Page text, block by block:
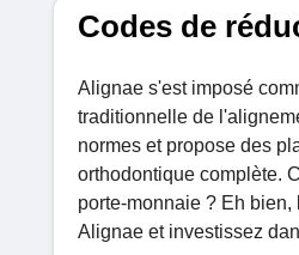
Codes de
Alignae s'est imposé
traditionnelle de
normes et propose des
orthodontique complète.
porte-monnaie ? Eh
Alignae et investissez